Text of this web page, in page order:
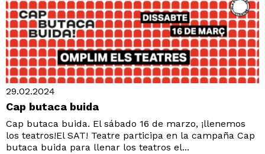
29.02.2024
Cap butaca buida
Cap butaca buida. El sábado 16 de marzo, ¡llenemos
los teatros!El SAT! Teatre participa en la campaña Cap
butaca buida para llenar los teatros el...